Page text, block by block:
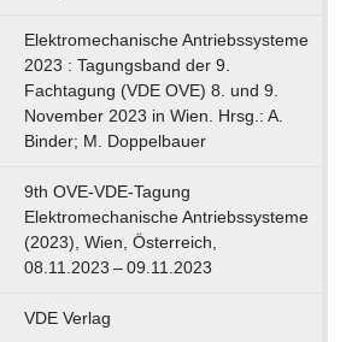
Elektromechanische Antriebssysteme
2023 : Tagungsband der 9.
Fachtagung (VDE OVE) 8. und 9.
November 2023 in Wien. Hrsg.: A.
Binder; M. Doppelbauer
9th OVE-VDE-Tagung
Elektromechanische Antriebssysteme
(2023), Wien, Österreich,
08.11.2023 – 09.11.2023
VDE Verlag